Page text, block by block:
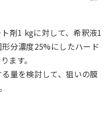
剤1 kgに対して、希釈液1
分濃度25%にしたハード
ます。
量を検討して、狙いの膜